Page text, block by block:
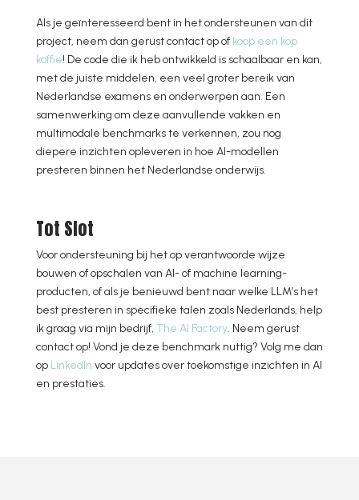
Als je geïnteresseerd bent in het ondersteunen van dit
project, neem dan gerust contact op of koop een kop
koffie! De code die ik heb ontwikkeld is schaalbaar en kan,
met de juiste middelen, een veel groter bereik van
Nederlandse examens en onderwerpen aan. Een
samenwerking om deze aanvullende vakken en
multimodale benchmarks te verkennen, zou nog
diepere inzichten opleveren in hoe AI-modellen
presteren binnen het Nederlandse onderwijs.
Tot Slot
Voor ondersteuning bij het op verantwoorde wijze
bouwen of opschalen van AI- of machine learning-
producten, of als je benieuwd bent naar welke LLM’s het
best presteren in specifieke talen zoals Nederlands, help
ik graag via mijn bedrijf, The AI Factory. Neem gerust
contact op! Vond je deze benchmark nuttig? Volg me dan
op LinkedIn voor updates over toekomstige inzichten in AI
en prestaties.